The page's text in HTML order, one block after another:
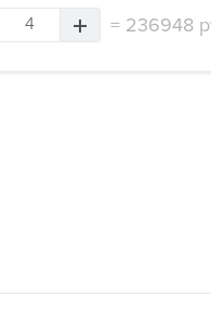
4 = 236948